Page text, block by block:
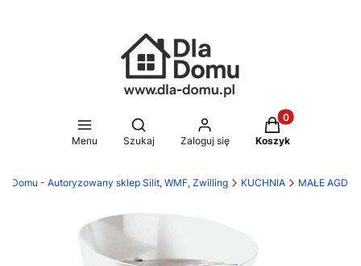
Menu
Otwórz wyszukiwarkę
Szukaj Zaloguj się
Produkty w
Koszyk
Domu - Autoryzowany sklep Silit, WMF, Zwilling KUCHNIA MAŁE AGD